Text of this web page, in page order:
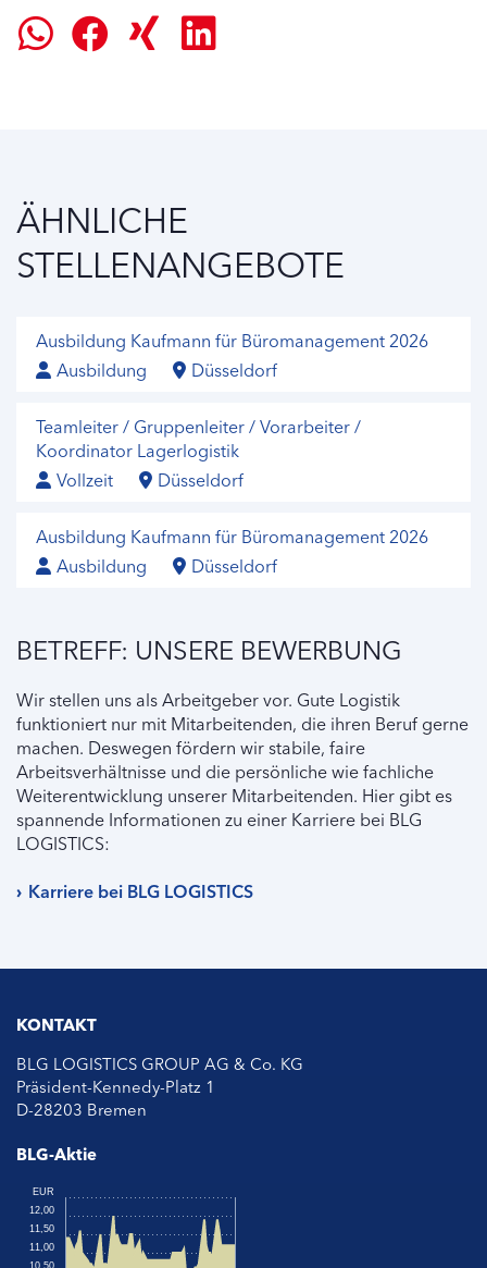
ÄHNLICHE
STELLENANGEBOTE
Ausbildung Kaufmann für Büromanagement 2026
Ausbildung
Düsseldorf
Teamleiter / Gruppenleiter / Vorarbeiter /
Koordinator Lagerlogistik
Vollzeit
Düsseldorf
Ausbildung Kaufmann für Büromanagement 2026
Ausbildung
Düsseldorf
BETREFF: UNSERE BEWERBUNG
Wir stellen uns als Arbeitgeber vor. Gute Logistik
funktioniert nur mit Mitarbeitenden, die ihren Beruf gerne
machen. Deswegen fördern wir stabile, faire
Arbeitsverhältnisse und die persönliche wie fachliche
Weiterentwicklung unserer Mitarbeitenden. Hier gibt es
spannende Informationen zu einer Karriere bei BLG
LOGISTICS:
Karriere bei BLG LOGISTICS
KONTAKT
BLG LOGISTICS GROUP AG & Co. KG
Präsident-Kennedy-Platz 1
D-28203 Bremen
BLG-Aktie